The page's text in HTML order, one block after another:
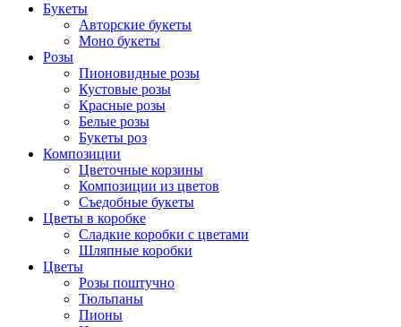
Букеты
Авторские букеты
Моно букеты
Розы
Пионовидные розы
Кустовые розы
Красные розы
Белые розы
Букеты роз
Композиции
Цветочные корзины
Композиции из цветов
Съедобные букеты
Цветы в коробке
Сладкие коробки с цветами
Шляпные коробки
Цветы
Розы поштучно
Тюльпаны
Пионы